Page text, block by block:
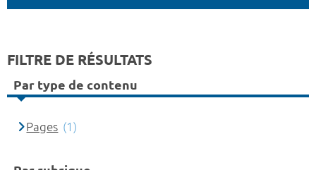
FILTRE DE RÉSULTATS
Par type de contenu
Pages (1)